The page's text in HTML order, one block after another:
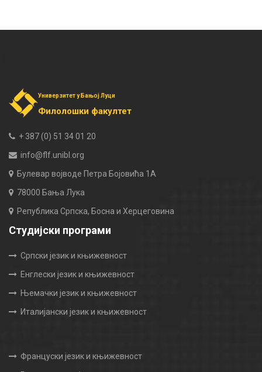
Универзитет у Бањој Луци
Филолошки факултет
+ 387 (0) 51 34 01 20
info@flf.unibl.org
Булевар војводе Петра Бојовића 1А
78000 Бања Лука
Република Српска, Босна и Херцеговина
Студијски програми
Српски језик и књижевност
Енглески језик и књижевност
Њемачки језик и књижевност
Италијански језик и књижевност
Француски језик и књижевност